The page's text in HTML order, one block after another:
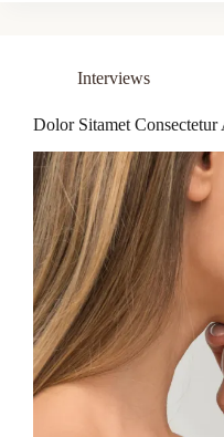
Interviews
Dolor Sitamet